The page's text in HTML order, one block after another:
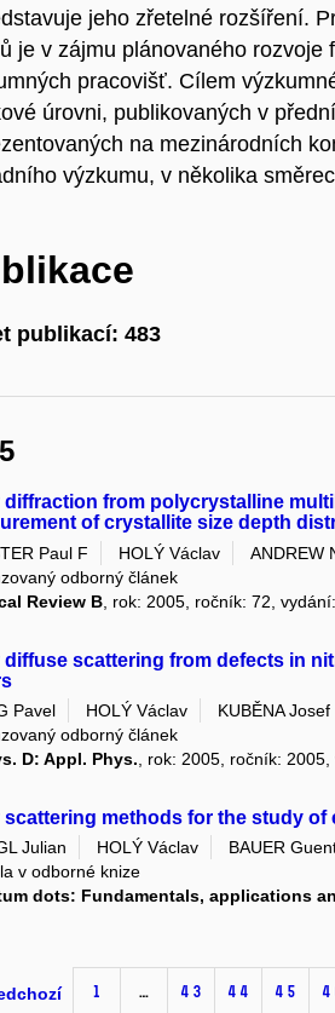
jeho zřetelné rozšíření.
je v zájmu plánovaného rozvoje
pracovišť. Cílem
úrovni, publikovaných v
na mezinárodních
výzkumu, v několika
publikací: 483
diffraction from polycrystalline
of crystallite size depth
Paul F HOLÝ Václav
ANDREW
odborný článek
Review B , rok: 2005, ročník: 72,
diffuse scattering from defects in
Pavel HOLÝ Václav KUBĚNA Josef
odborný článek
D: Appl. Phys. , rok: 2005, ročník:
scattering methods for the study
Julian HOLÝ Václav
BAUER
v odborné knize
dots: Fundamentals, applications
1 … 43 44 45